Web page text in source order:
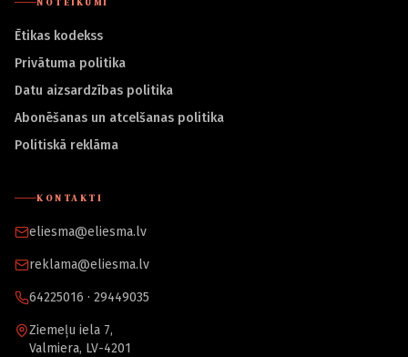
Ētikas kodekss
Privātuma politika
Datu aizsardzības politika
Abonēšanas un atcelšanas politika
Politiskā reklāma
KONTAKTI
eliesma@eliesma.lv
reklama@eliesma.lv
64225016 · 29449035
Ziemeļu iela 7,
Valmiera, LV-4201